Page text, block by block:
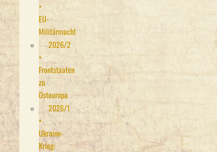
•
EU-
Militärmacht
2026/2
•
Frontstaaten
zu
Osteuropa
2026/1
•
Ukraine-
Krieg: